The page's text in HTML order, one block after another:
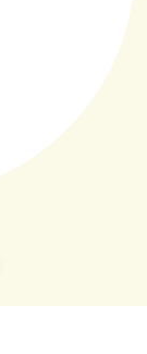
립운동 역